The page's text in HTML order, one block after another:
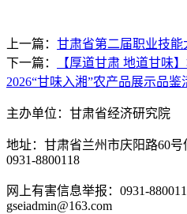
上一篇： 甘肃省第二届职业技能
下一篇：
【厚道甘肃 地道甘味
2026“甘味入湘”农产品展示品
主办单位：甘肃省经济研究院
地址：甘肃省兰州市庆阳路60号
0931-8800118
网上有害信息举报：0931-
gseiadmin@163.com